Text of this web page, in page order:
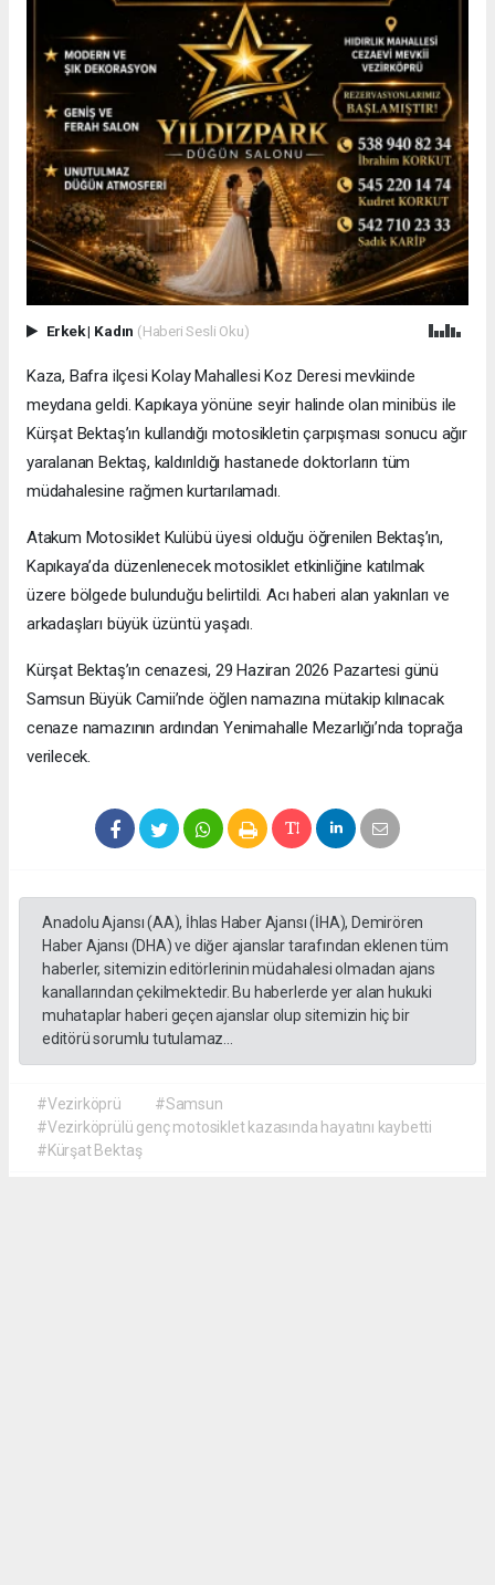
Erkek| Kadın (Haberi Sesli Oku)
Kaza, Bafra ilçesi Kolay Mahallesi Koz Deresi mevkiinde
meydana geldi. Kapıkaya yönüne seyir halinde olan minibüs ile
Kürşat Bektaş’ın kullandığı motosikletin çarpışması sonucu ağır
yaralanan Bektaş, kaldırıldığı hastanede doktorların tüm
müdahalesine rağmen kurtarılamadı.
Atakum Motosiklet Kulübü üyesi olduğu öğrenilen Bektaş’ın,
Kapıkaya’da düzenlenecek motosiklet etkinliğine katılmak
üzere bölgede bulunduğu belirtildi. Acı haberi alan yakınları ve
arkadaşları büyük üzüntü yaşadı.
Kürşat Bektaş’ın cenazesi, 29 Haziran 2026 Pazartesi günü
Samsun Büyük Camii’nde öğlen namazına mütakip kılınacak
cenaze namazının ardından Yenimahalle Mezarlığı’nda toprağa
verilecek.
Anadolu Ajansı (AA), İhlas Haber Ajansı (İHA), Demirören
Haber Ajansı (DHA) ve diğer ajanslar tarafından eklenen tüm
haberler, sitemizin editörlerinin müdahalesi olmadan ajans
kanallarından çekilmektedir. Bu haberlerde yer alan hukuki
muhataplar haberi geçen ajanslar olup sitemizin hiç bir
editörü sorumlu tutulamaz...
#Vezirköprü
#Samsun
#Vezirköprülü genç motosiklet kazasında hayatını kaybetti
#Kürşat Bektaş